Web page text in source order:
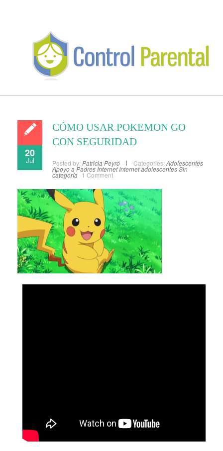
20
Jul
CÓMO USAR POKEMON GO
CON SEGURIDAD
Posted by: Patricia Peyró Categories: Adolescentes
Apoyo a Padres Internet Internet adolescentesSin
categoría 1 Comment